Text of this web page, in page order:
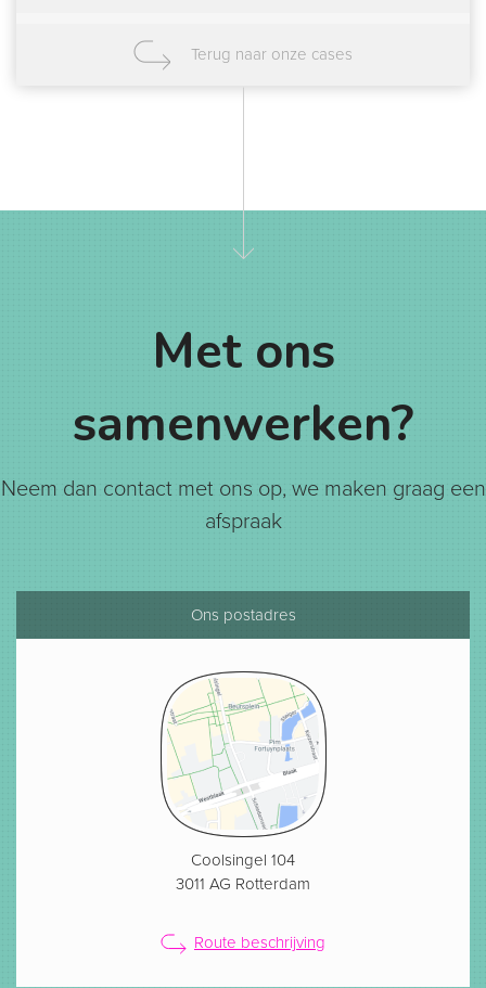
Terug naar onze cases
Met ons
samenwerken?
Neem dan contact met ons op, we maken graag een
afspraak
Ons postadres
Coolsingel 104
3011 AG Rotterdam
Route beschrijving